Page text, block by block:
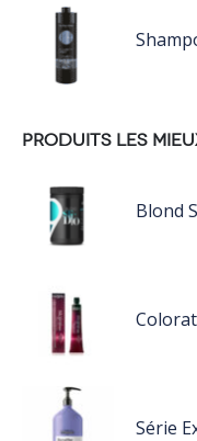
PRODUITS LES
Série